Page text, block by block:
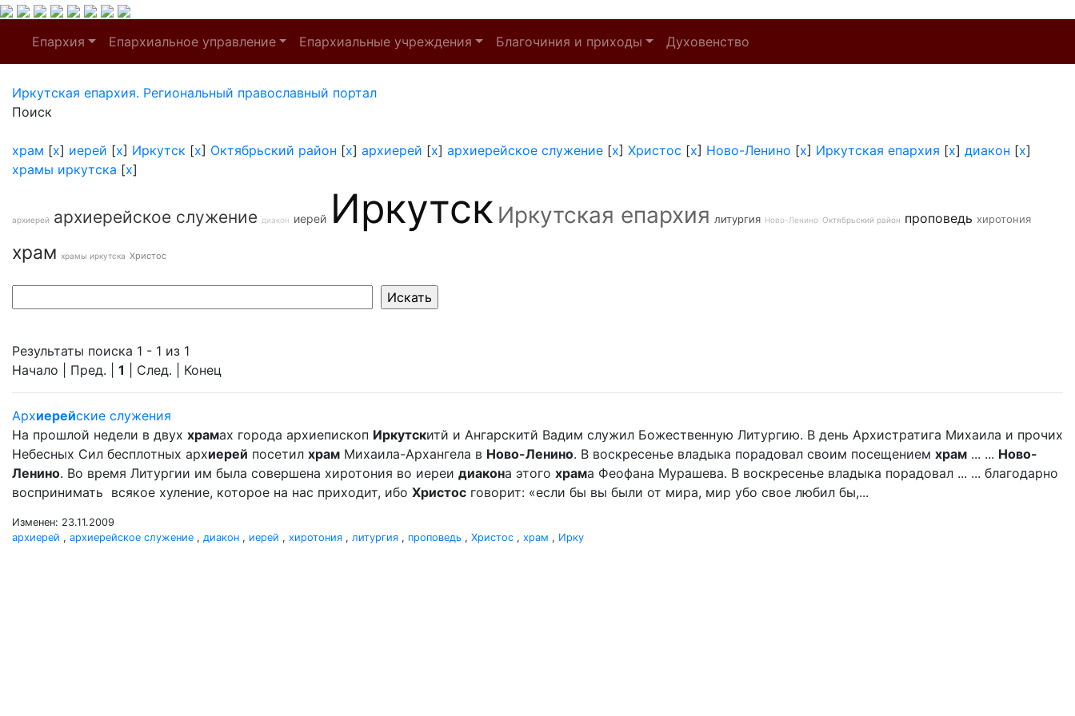
Епархия Епархиальное управление Епархиальные учреждения Благочиния и приходы Духовенство
Иркутская епархия. Региональный православный портал
Поиск
храм [x] иерей [x] Иркутск [x] Октябрьский район [x] архиерей [x] архиерейское служение [x] Христос [x] Ново-Ленино [x] Иркутская епархия [x] диакон [x]
храмы иркутска [x]
архиерей архиерейское служение диакон иерей Иркутск Иркутская епархия литургия Ново-Ленино Октябрьский район проповедь хиротония
храм храмы иркутска Христос
Результаты поиска 1 - 1 из 1
Начало | Пред. | 1 | След. | Конец
Архиерейские служения
На прошлой недели в двух храмах города архиепископ Иркутскитй и Ангарскитй Вадим служил Божественную Литургию. В день Архистратига Михаила и прочих
Небесных Сил бесплотных архиерей посетил храм Михаила-Архангела в Ново-Ленино. В воскресенье владыка порадовал своим посещением храм ... ... Ново-
Ленино. Во время Литургии им была совершена хиротония во иереи диакона этого храма Феофана Мурашева. В воскресенье владыка порадовал ... ... благодарно
воспринимать всякое хуление, которое на нас приходит, ибо Христос говорит: «если бы вы были от мира, мир убо свое любил бы,...
Изменен: 23.11.2009
архиерей , архиерейское служение , диакон , иерей , хиротония , литургия , проповедь , Христос , храм , Ирку